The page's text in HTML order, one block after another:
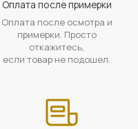
Оплата после примерки
Оплата после осмотра и
примерки. Просто
откажитесь,
если товар не подошел.